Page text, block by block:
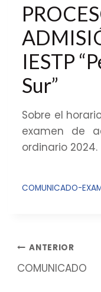
IESTP
Sur”
Sobre el
examen de
ordinario 2024.
COMUNICADO-
ANTERIOR
COMUNICADO